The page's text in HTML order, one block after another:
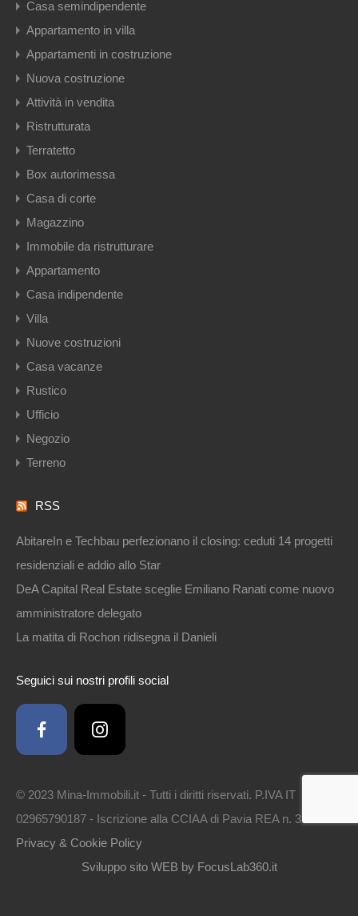
Casa semindipendente
Appartamento in villa
Appartamenti in costruzione
Nuova costruzione
Attività in vendita
Ristrutturata
Terratetto
Box autorimessa
Casa di corte
Magazzino
Immobile da ristrutturare
Appartamento
Casa indipendente
Villa
Nuove costruzioni
Casa vacanze
Rustico
Ufficio
Negozio
Terreno
RSS
AbitareIn e Techbau perfezionano il closing: ceduti 14 progetti
residenziali e addio allo Star
DeA Capital Real Estate sceglie Emiliano Ranati come nuovo
amministratore delegato
La matita di Rochon ridisegna il Danieli
Seguici sui nostri profili social
© 2023 Mina-Immobili.it - Tutti i diritti riservati. P.IVA IT
02965790187 - Iscrizione alla CCIAA di Pavia REA n. 314561 -
Privacy & Cookie Policy
Sviluppo sito WEB by FocusLab360.it